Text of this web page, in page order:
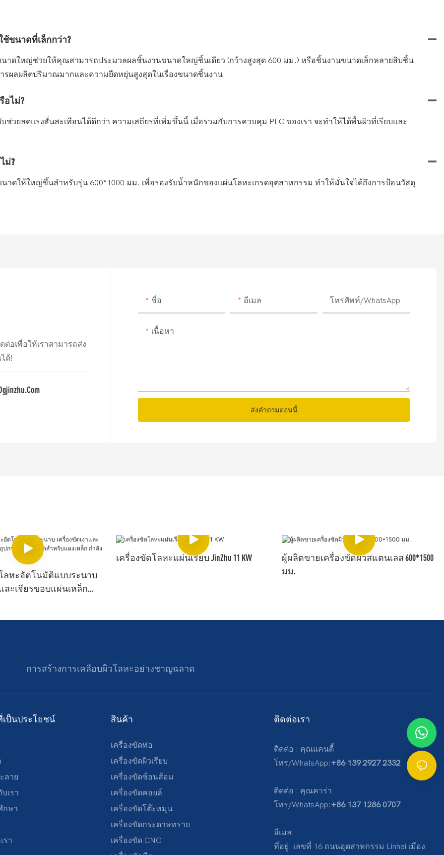
ช้ขนาดที่เล็กกว่า?
าดใหญ่ช่วยให้คุณสามารถประมวลผลชิ้นงานขนาดใหญ่ชิ้นเดียว (กว้างสูงสุด 600 มม.) หรือชิ้นงานขนาดเล็กหลายสิบชิ้น
รผลผลิตปริมาณมากและความยืดหยุ่นสูงสุดในเรื่องขนาดชิ้นงาน
อไม่?
ยลดแรงสั่นสะเทือนได้ดีกว่า ความเสถียรที่เพิ่มขึ้นนี้ เมื่อรวมกับการควบคุม PLC ของเรา จะทำให้ได้พื้นผิวที่เรียบและ
ม่?
าดให้ใหญ่ขึ้นสำหรับรุ่น 600*1000 มม. เพื่อรองรับน้ำหนักของแผ่นโลหะเกรดอุตสาหกรรม ทำให้มั่นใจได้ถึงการป้อนวัสดุ
อเพื่อให้เราสามารถส่ง
ด้!
ชื่อ อีเมล โทรศัพท์/WhatsApp
เนื้อหา
ส่งคำถามตอนนี้
โลหะอัตโนมัติแบบระนาบ
ละเจียรขอบแผ่นเหล็ก
เครื่องขัดโลหะแผ่นเรียบ JinZhu 11 KW
ผู้ผลิตขายเครื่องขัดผิวสแตนเลส 600*1500
มม.
การสร้างการเคลือบผิวโลหะอย่างชาญฉลาด
เป็นประโยชน์
ลาย
บเรา
กษา
รา
สินค้า
เครื่องขัดท่อ
เครื่องขัดผิวเรียบ
เครื่องขัดช้อนส้อม
เครื่องขัดคอยล์
เครื่องขัดโต๊ะหมุน
เครื่องขัดกระดาษทราย
เครื่องขัด CNC
ติดต่อเรา
ติดต่อ : คุณแคนดี้
โทร/WhatsApp:+86 139 2927 2332
ติดต่อ : คุณคาร่า
โทร/WhatsApp:+86 137 1286 0707
อีเมล:
ที่อยู่: เลขที่ 16 ถนนอุตสาหกรรม Linhai เมือง